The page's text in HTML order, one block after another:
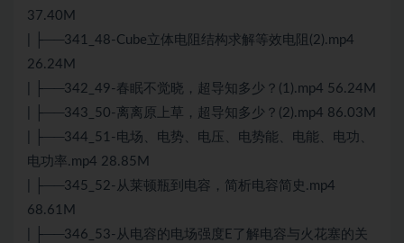
37.40M
| ├──341_48-Cube立体电阻结构求解等效电阻(2).mp4
26.24M
| ├──342_49-春眠不觉晓，超导知多少？(1).mp4 56.24M
| ├──343_50-离离原上草，超导知多少？(2).mp4 86.03M
| ├──344_51-电场、电势、电压、电势能、电能、电功、
电功率.mp4 28.85M
| ├──345_52-从莱顿瓶到电容，简析电容简史.mp4
68.61M
| ├──346_53-从电容的电场强度E了解电容与火花塞的关